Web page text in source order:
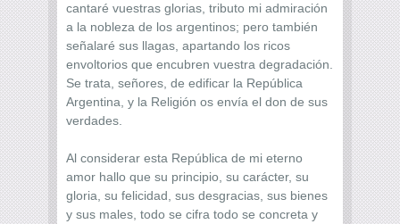
cantaré vuestras glorias, tributo mi admiración
a la nobleza de los argentinos; pero también
señalaré sus llagas, apartando los ricos
envoltorios que encubren vuestra degradación.
Se trata, señores, de edificar la República
Argentina, y la Religión os envía el don de sus
verdades.
Al considerar esta República de mi eterno
amor hallo que su principio, su carácter, su
gloria, su felicidad, sus desgracias, sus bienes
y sus males, todo se cifra todo se concreta y